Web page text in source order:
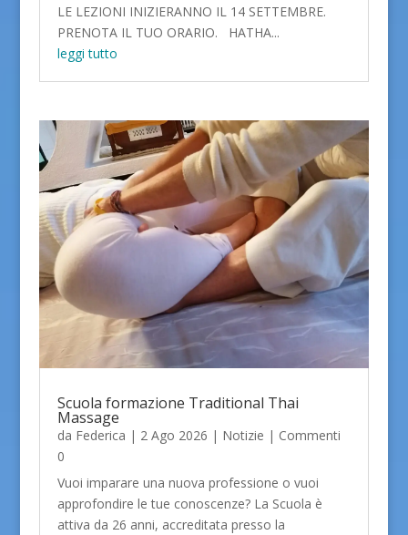
LE LEZIONI INIZIERANNO IL 14 SETTEMBRE.
PRENOTA IL TUO ORARIO. HATHA...
leggi tutto
Scuola formazione Traditional Thai
Massage
da Federica | 2 Ago 2026 | Notizie | Commenti
0
Vuoi imparare una nuova professione o vuoi
approfondire le tue conoscenze? La Scuola è
attiva da 26 anni, accreditata presso la